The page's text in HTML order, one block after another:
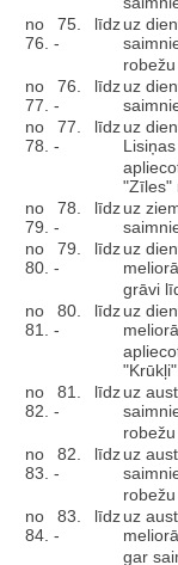
no 75. līdz
76. -
uz
no 76. līdz
77. -
uz
no 77. līdz
78. -
uz
"Zīles"
no 78. līdz
79. -
uz
no 79. līdz
80. -
uz
grāvi
no 80. līdz
81. -
uz
no 81. līdz
82. -
uz
no 82. līdz
83. -
uz
no 83. līdz
84. -
uz
gar